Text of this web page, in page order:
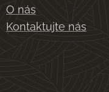
O nás
Kontaktujte nás